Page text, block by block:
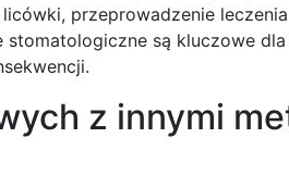
przeprowadzenie leczenia
są kluczowe
z innymi